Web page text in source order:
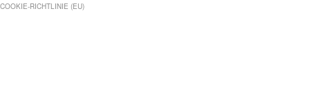
COOKIE-RICHTLINIE (EU)